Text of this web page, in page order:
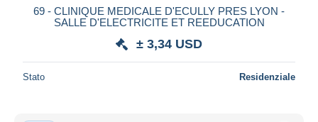
69 - CLINIQUE MEDICALE D'ECULLY PRES LYON -
SALLE D'ELECTRICITE ET REEDUCATION
± 3,34 USD
Stato Residenziale